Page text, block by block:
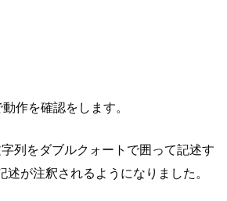
作を確認をします。
列をダブルクォートで囲って記述す
が注釈されるようになりました。